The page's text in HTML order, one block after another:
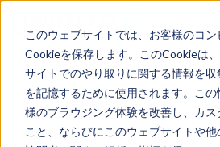
このウェブサイトでは、お客様のコン
Cookieを保存します。このCookieは
サイトでのやり取りに関する情報を収
を記憶するために使用されます。こ
様のブラウジング体験を改善し、カス
こと、ならびにこのウェブサイトや